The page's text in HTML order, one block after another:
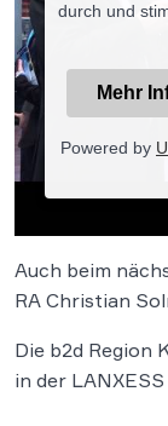
durch und
Mehr
Powered by
Auch beim
RA Christian
Die b2d Region
in der